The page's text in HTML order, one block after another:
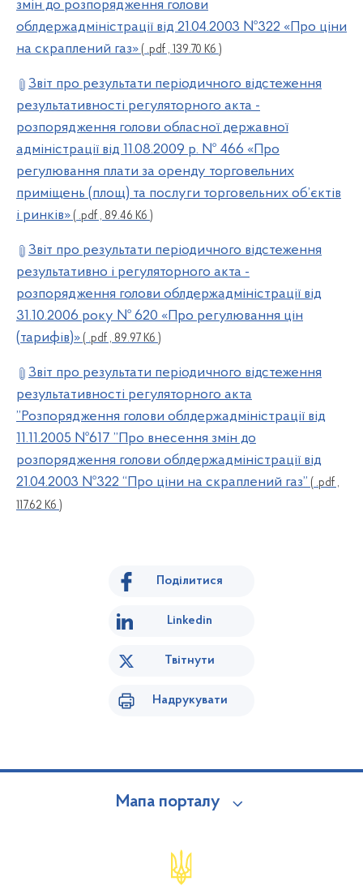
змін до розпорядження голови
облдержадміністрації від 21.04.2003 №322 «Про ціни
на скраплений газ» ( .pdf , 139.70 Кб )
Звіт про результати періодичного відстеження
результативності регуляторного акта -
розпорядження голови обласної державної
адміністрації від 11.08.2009 р. № 466 «Про
регулювання плати за оренду торговельних
приміщень (площ) та послуги торговельних об’єктів
і ринків» ( .pdf , 89.46 Кб )
Звіт про результати періодичного відстеження
результативно і регуляторного акта -
розпорядження голови облдержадміністрації від
31.10.2006 року № 620 «Про регулювання цін
(тарифів)» ( .pdf , 89.97 Кб )
Звіт про результати періодичного відстеження
результативності регуляторного акта
’’Розпорядження голови облдержадміністрації від
11.11.2005 №617 ’’Про внесення змін до
розпорядження голови облдержадміністрації від
21.04.2003 №322 “Про ціни на скраплений газ” ( .pdf ,
117.62 Кб )
Поділитися
Linkedin
Твітнути
Надрукувати
Мапа порталу